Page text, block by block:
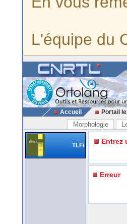
L'équipe du
Accueil Portail
Morphologie
TLFi Entrez
Erreur